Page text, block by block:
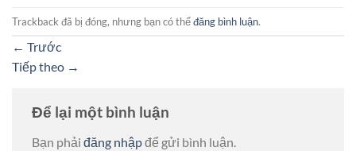
Trackback đã bị đóng, nhưng bạn có thểđăng bình luận.
← Trước
Tiếp theo →
Để lại một bình luận
Bạn phải đăng nhậpđể gửi bình luận.